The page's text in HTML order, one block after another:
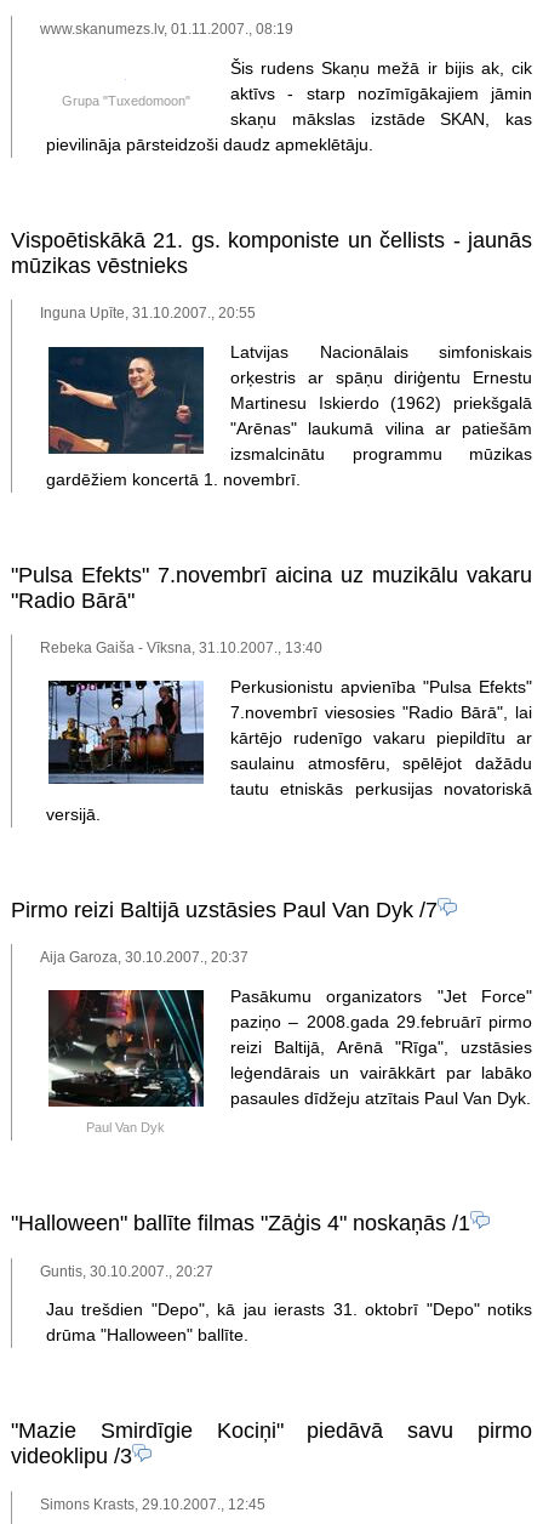
www.skanumezs.lv, 01.11.2007., 08:19
Grupa "Tuxedomoon"
Šis rudens Skaņu mežā ir bijis ak, cik
aktīvs - starp nozīmīgākajiem jāmin
skaņu mākslas izstāde SKAN, kas
pievilināja pārsteidzoši daudz apmeklētāju.
Vispoētiskākā 21. gs. komponiste un čellists - jaunās
mūzikas vēstnieks
Inguna Upīte, 31.10.2007., 20:55
Latvijas Nacionālais simfoniskais
orķestris ar spāņu diriģentu Ernestu
Martinesu Iskierdo (1962) priekšgalā
"Arēnas" laukumā vilina ar patiešām
izsmalcinātu programmu mūzikas
gardēžiem koncertā 1. novembrī.
"Pulsa Efekts" 7.novembrī aicina uz muzikālu vakaru
"Radio Bārā"
Rebeka Gaiša - Vīksna, 31.10.2007., 13:40
Perkusionistu apvienība "Pulsa Efekts"
7.novembrī viesosies "Radio Bārā", lai
kārtējo rudenīgo vakaru piepildītu ar
saulainu atmosfēru, spēlējot dažādu
tautu etniskās perkusijas novatoriskā
versijā.
Pirmo reizi Baltijā uzstāsies Paul Van Dyk/7
Aija Garoza, 30.10.2007., 20:37
Paul Van Dyk
Pasākumu organizators "Jet Force"
paziņo – 2008.gada 29.februārī pirmo
reizi Baltijā, Arēnā "Rīga", uzstāsies
leģendārais un vairākkārt par labāko
pasaules dīdžeju atzītais Paul Van Dyk.
"Halloween" ballīte filmas "Zāģis 4" noskaņās/1
Guntis, 30.10.2007., 20:27
Jau trešdien "Depo", kā jau ierasts 31. oktobrī "Depo" notiks
drūma "Halloween" ballīte.
"Mazie Smirdīgie Kociņi" piedāvā savu pirmo
videoklipu /3
Simons Krasts, 29.10.2007., 12:45